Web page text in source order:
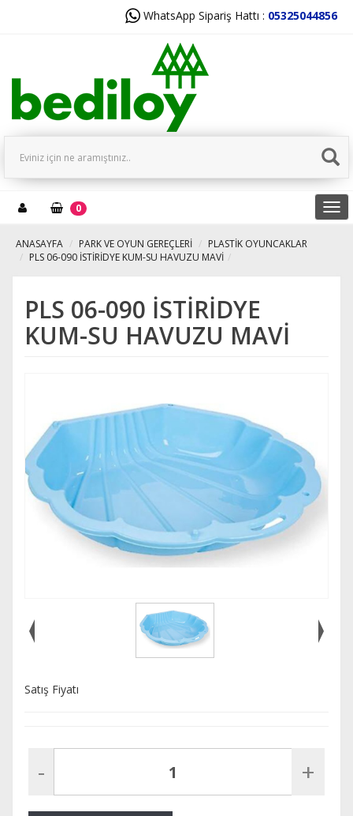
WhatsApp Sipariş Hattı : 05325044856
0
ANASAYFA PARK VE OYUN GEREÇLERİ
PLASTİK OYUNCAKLAR
PLS 06-090 İSTİRİDYE KUM-SU HAVUZU MAVİ
PLS 06-090 İSTİRİDYE
KUM-SU HAVUZU MAVİ
Satış Fiyatı
- +